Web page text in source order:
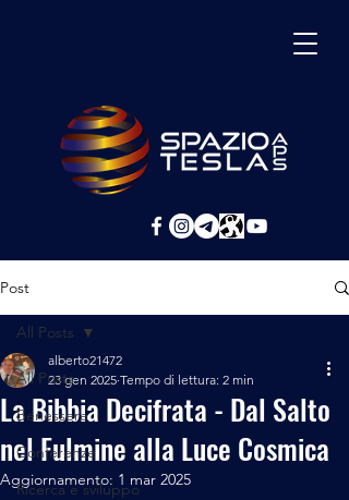
Post
All Posts
Benessere
Conferenze
Ricerca e sviluppo
All Posts
La Bibbia Decifrata - Dal Salto
nel Fulmine alla Luce Cosmica
alberto21472
23 gen 2025 Tempo di lettura: 2 min
Aggiornamento: 1 mar 2025